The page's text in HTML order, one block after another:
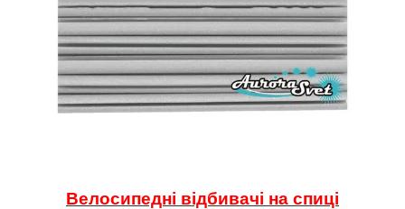
Велосипедні відбивачі на спиці